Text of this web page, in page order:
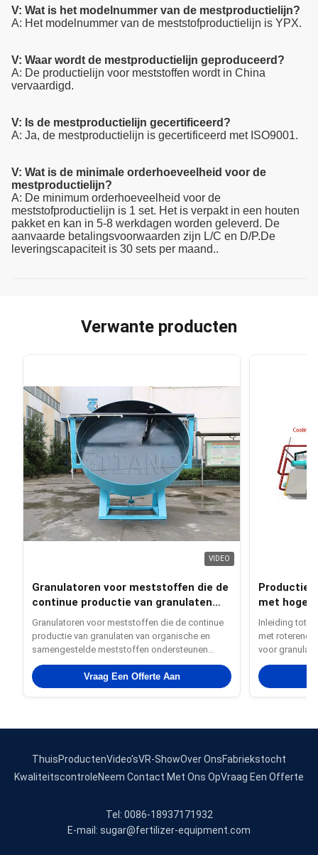
V: Wat is het modelnummer van de mestproductielijn?
A: Het modelnummer van de meststofproductielijn is YPX.
V: Waar wordt de mestproductielijn geproduceerd?
A: De productielijn voor meststoffen wordt in China
vervaardigd.
V: Is de mestproductielijn gecertificeerd?
A: Ja, de mestproductielijn is gecertificeerd met ISO9001.
V: Wat is de minimale orderhoeveelheid voor de
mestproductielijn?
A: De minimum orderhoeveelheid voor de
meststofproductielijn is 1 set. Het is verpakt in een houten
pakket en kan in 5-8 werkdagen worden geleverd. De
aanvaarde betalingsvoorwaarden zijn L/C en D/P.De
leveringscapaciteit is 30 sets per maand..
Verwante producten
VIDEO
Granulatoren voor meststoffen die de
continue productie van granulaten
van organische en samengestelde
meststoffen ondersteunen
Granulatoren voor meststoffen die de continue
productie van granulaten van organische en
samengestelde meststoffen ondersteunen
Productbeschrijving: De bentoniet- en
cassavazetmeel-kattenkorrel granulaatmachine
is een gespecialiseerde en efficiënte apparatuur
Vraag Een Offerte Aan
met hoge
Inleiding tot
met roterende
voor
productielijn
met een
ThuisProductenVideo'sVR-ShowOver OnsFabriekstocht
KwaliteitscontroleNeem Contact Met Ons OpVraag Een Offerte
Tel: 0086-18937171932
E-mail: sugar@fertilizer-equipment.com